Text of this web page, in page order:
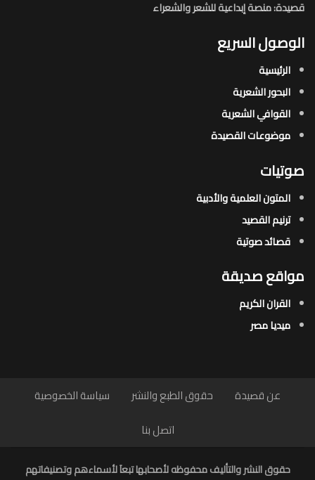
قصيدة: منصة إبداعية للشعر والشعراء
الوصول السريع
الرئيسية
البحور الشعرية​
القوافي الشعرية​
موضوعات القصيدة​
صوتيات
المتون العلمية والأدبية
ترنيم القصيد
قصائد صوتية
مواقع صديقة
القران الكريم
ميديا مصر
عن قصيدة حقوق الطبع والنشر
سياسة الخصوصية
اتصل بنا
حقوق النشر والتأليف محفوظه لأصحابها تبعاَ لأسماءهم وتصنيفاتهم